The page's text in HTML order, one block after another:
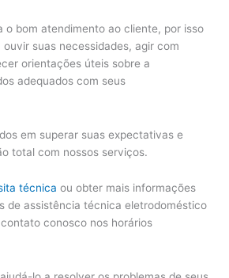
o bom atendimento ao cliente, por isso
ouvir suas necessidades, agir com
orientações úteis sobre a
adequados com seus
em superar suas expectativas e
total com nossos serviços.
técnica ou obter mais informações
de assistência técnica eletrodoméstico
conosco nos horários